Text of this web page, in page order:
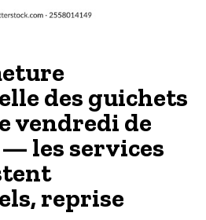
des guichets
vendredi de
— les services
reprise